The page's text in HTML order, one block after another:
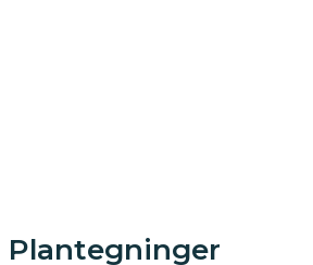
Plantegninger